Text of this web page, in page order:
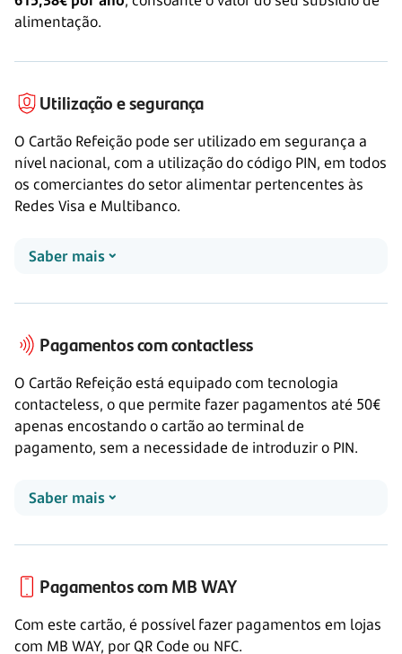
alimentação.
Utilização e segurança
O Cartão Refeição pode ser utilizado em segurança a
nível nacional, com a utilização do código PIN, em todos
os comerciantes do setor alimentar pertencentes às
Redes Visa e Multibanco.
Saber mais
Pagamentos com contactless
O Cartão Refeição está equipado com tecnologia
contacteless, o que permite fazer pagamentos até 50€
apenas encostando o cartão ao terminal de
pagamento, sem a necessidade de introduzir o PIN.
Saber mais
Pagamentos comMB WAY
Com este cartão, é possível fazer pagamentos em lojas
com MB WAY, porQR Code ou NFC.